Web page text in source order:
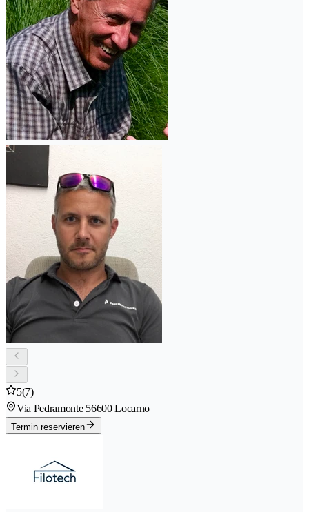
5(7)
Via Pedramonte 56600 Locarno
Termin reservieren